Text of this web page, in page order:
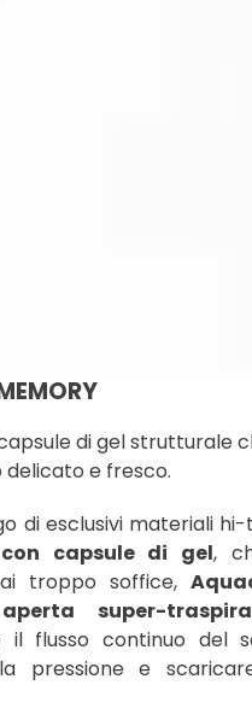
di gel strutturale
e fresco.
di esclusivi materiali
capsule di gel,
troppo soffice,
super-
flusso continuo del
pressione e